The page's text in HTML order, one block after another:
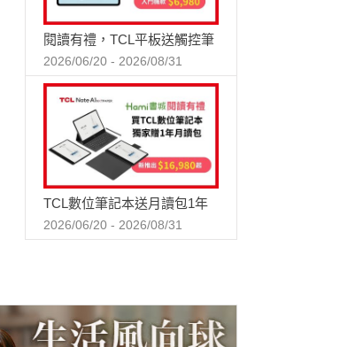
閱讀有禮，TCL平板送觸控筆
2026/06/20 - 2026/08/31
TCL數位筆記本送月讀包1年
2026/06/20 - 2026/08/31